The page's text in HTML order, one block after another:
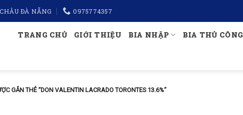
ĐÀ NẴNG 0975774357
TRANG CHỦ GIỚI THIỆU BIA NHẬP BIA THỦ CÔNG
GẮN THẺ “DON VALENTIN LACRADO TORONTES 13.6%”